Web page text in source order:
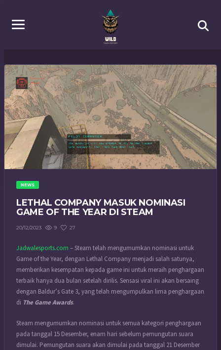
NEWS
LETHAL COMPANY MASUK NOMINASI
GAME OF THE YEAR DI STEAM
20/12/2023 9 27
Jadwalesports.com – Steam telah mengumumkan nominasi untuk
Game of the Year, dengan Lethal Company menjadi salah satunya,
memberikan kesempatan kepada game ini untuk meraih penghargaan
terbaik hanya dua bulan setelah dirilis. Sensasi viral ini akan bersaing
dengan Baldur’s Gate 3, yang telah mengumpulkan lima penghargaan
di The Game Awards.
Steam mengumumkan nominasi untuk semua kategori penghargaan
pada tanggal 15 Desember, enam hari sebelum pemungutan suara
dimulai. Pemungutan suara akan dimulai pada tanggal 21 Desember